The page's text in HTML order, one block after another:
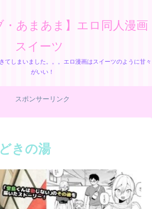
・あまあま】エロ同人漫画
スイーツ
てしまいました。。。エロ漫画はスイーツのように甘々
がいい！
スポンサーリンク
きの湯